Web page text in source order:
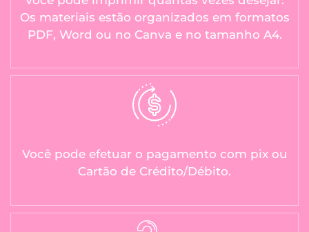
Os materiais estão organizados em formatos
PDF, Word ou no Canva e no tamanho A4.
Você pode efetuar o pagamento com pix ou
Cartão de Crédito/Débito.